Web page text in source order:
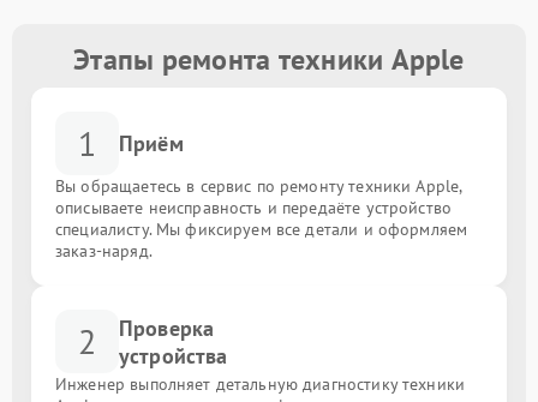
Этапы ремонта техники Apple
1 Приём
Вы обращаетесь в сервис по ремонту техники Apple,
описываете неисправность и передаёте устройство
специалисту. Мы фиксируем все детали и оформляем
заказ-наряд.
2
Проверка
устройства
Инженер выполняет детальную диагностику техники